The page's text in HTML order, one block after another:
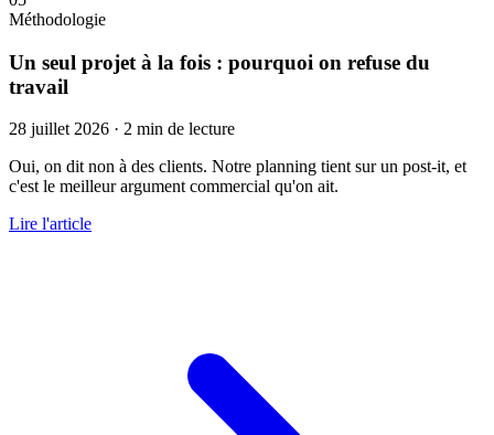
Méthodologie
Un seul projet à la fois : pourquoi on refuse du
travail
28 juillet 2026 · 2 min de lecture
Oui, on dit non à des clients. Notre planning tient sur un post-it, et
c'est le meilleur argument commercial qu'on ait.
Lire l'article